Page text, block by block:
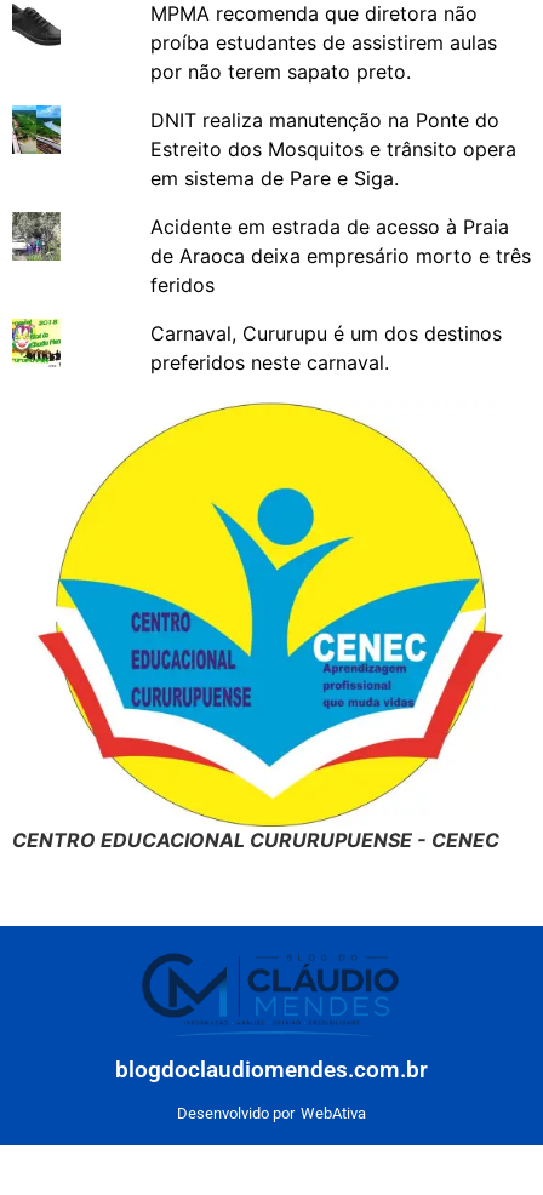
MPMA recomenda que diretora não
proíba estudantes de assistirem aulas
por não terem sapato preto.
DNIT realiza manutenção na Ponte do
Estreito dos Mosquitos e trânsito opera
em sistema de Pare e Siga.
Acidente em estrada de acesso à Praia
de Araoca deixa empresário morto e três
feridos
Carnaval, Cururupu é um dos destinos
preferidos neste carnaval.
CENTRO EDUCACIONAL CURURUPUENSE - CENEC
blogdoclaudiomendes.com.br
Desenvolvido por WebAtiva